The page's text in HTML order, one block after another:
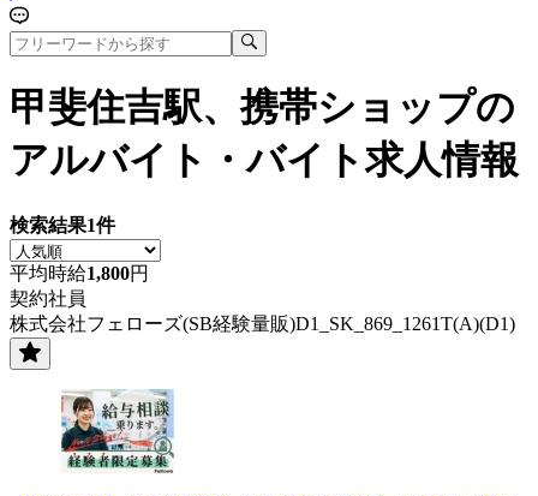
甲斐住吉駅、携帯ショップの
アルバイト・バイト求人情報
検索結果1件
平均時給1,800円
契約社員
株式会社フェローズ(SB経験量販)D1_SK_869_1261T(A)(D1)